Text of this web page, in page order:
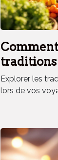
voyages ?
Explorer les
lors de vos